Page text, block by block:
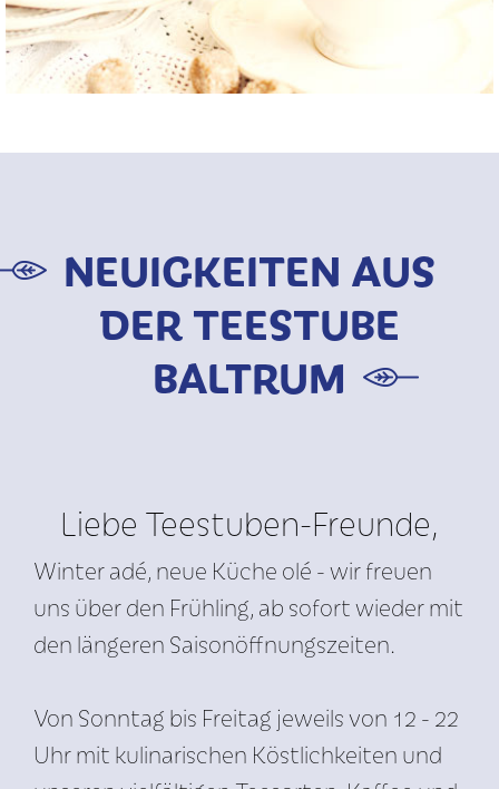
NEUIGKEITEN AUS
DER TEESTUBE
BALTRUM
Liebe Teestuben-Freunde,
Winter adé, neue Küche olé - wir freuen
uns über den Frühling, ab sofort wieder mit
den längeren Saisonöffnungszeiten.
Von Sonntag bis Freitag jeweils von 12 - 22
Uhr mit kulinarischen Köstlichkeiten und